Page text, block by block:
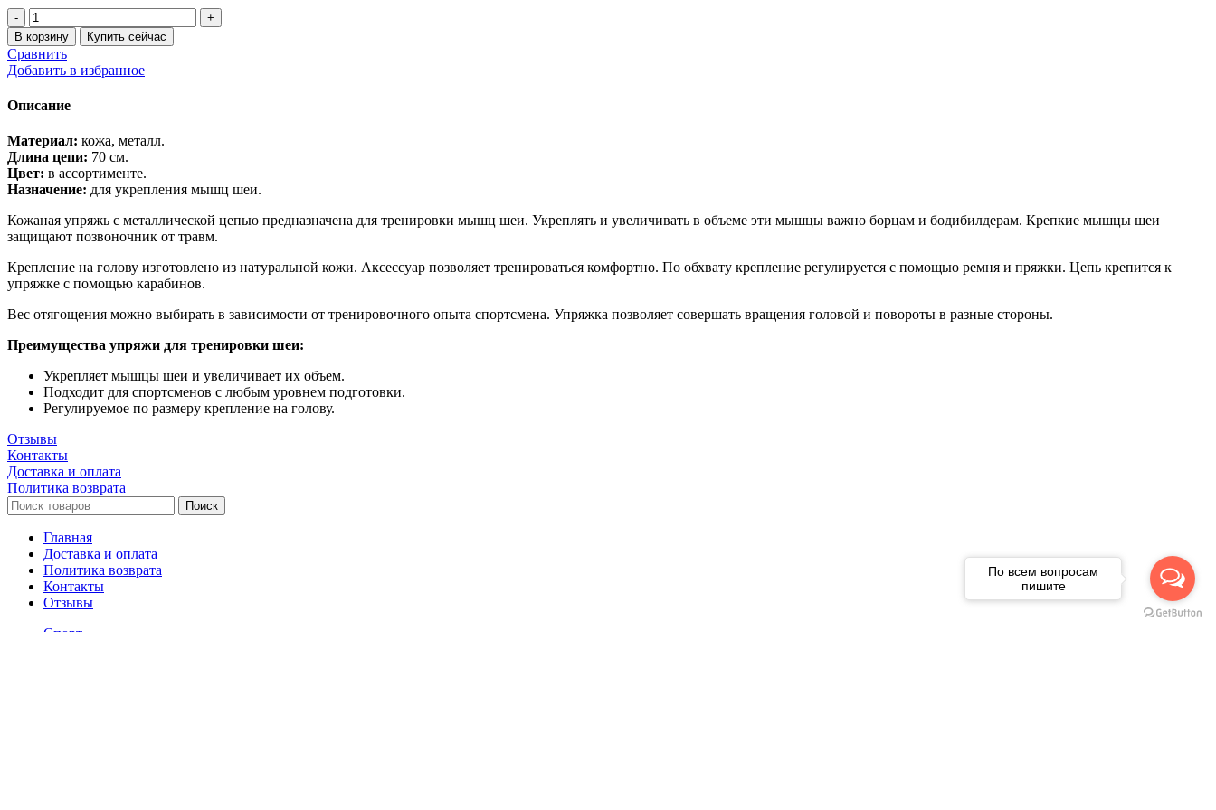
Количество
товара
Упряжь
для
тренировки
шеи
В корзину Купить сейчас
Сравнить
Добавить в избранное
Описание
Материал: кожа, металл.
Длина цепи: 70 см.
Цвет: в ассортименте.
Назначение: для укрепления мышц шеи.
Кожаная упряжь с металлической цепью предназначена для тренировки мышц шеи. Укреплять и увеличивать в объеме эти мышцы важно борцам и бодибилдерам. Крепкие мышцы шеи
защищают позвоночник от травм.
Крепление на голову изготовлено из натуральной кожи. Аксессуар позволяет тренироваться комфортно. По обхвату крепление регулируется с помощью ремня и пряжки. Цепь крепится к
упряжке с помощью карабинов.
Вес отягощения можно выбирать в зависимости от тренировочного опыта спортсмена. Упряжка позволяет совершать вращения головой и повороты в разные стороны.
Преимущества упряжи для тренировки шеи:
Укрепляет мышцы шеи и увеличивает их объем.
Подходит для спортсменов с любым уровнем подготовки.
Регулируемое по размеру крепление на голову.
Отзывы
Контакты
Доставка и оплата
Политика возврата
Поиск
Главная
Доставка и оплата
Политика возврата
Контакты
Отзывы
Спорт
По всем вопросам
пишите